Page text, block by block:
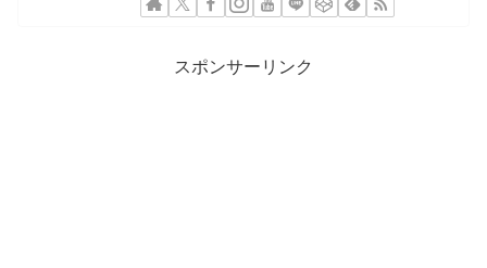
スポンサーリンク